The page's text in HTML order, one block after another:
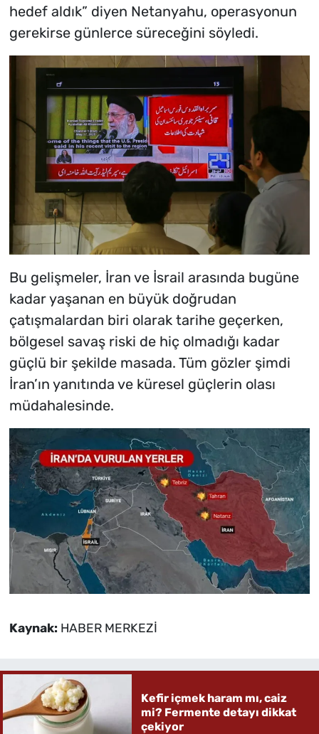
hedef aldık” diyen Netanyahu, operasyonun
gerekirse günlerce süreceğini söyledi.
Bu gelişmeler, İran ve İsrail arasında bugüne
kadar yaşanan en büyük doğrudan
çatışmalardan biri olarak tarihe geçerken,
bölgesel savaş riski de hiç olmadığı kadar
güçlü bir şekilde masada. Tüm gözler şimdi
İran’ın yanıtında ve küresel güçlerin olası
müdahalesinde.
Kaynak: HABER MERKEZİ
Kefir içmek haram mı, caiz
mi? Fermente detayı dikkat
çekiyor